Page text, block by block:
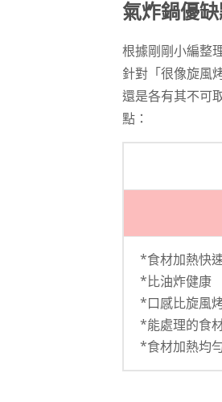
氣炸鍋優
根據剛剛小編整
針對「很像旋風
還是各有其不可
點：
*食材加熱快
*比油炸健康
*口感比旋風
*能處理的食
*食材加熱均